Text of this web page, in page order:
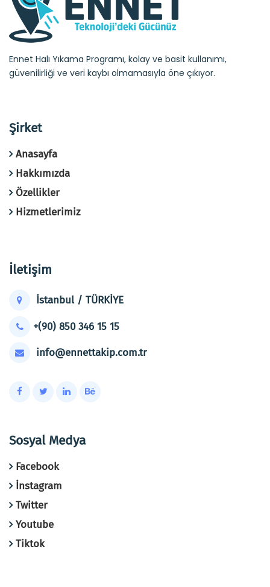
Ennet Halı Yıkama Programı, kolay ve basit kullanımı,
güvenilirliği ve veri kaybı olmamasıyla öne çıkıyor.
Şirket
Anasayfa
Hakkımızda
Özellikler
Hizmetlerimiz
İletişim
İstanbul / TÜRKİYE
+(90) 850 346 15 15
info@ennettakip.com.tr
Sosyal Medya
Facebook
İnstagram
Twitter
Youtube
Tiktok